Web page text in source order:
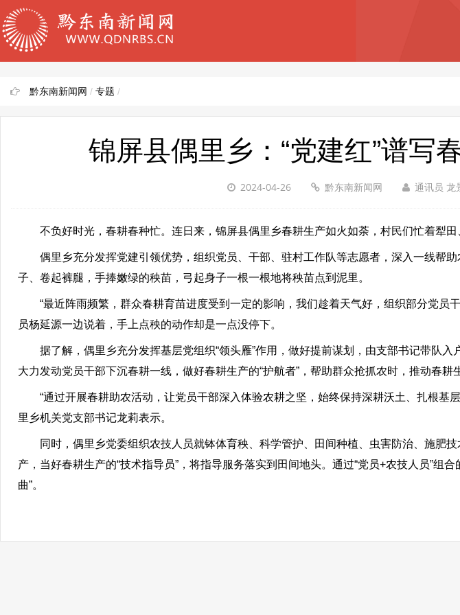
黔东南新闻网 / 专题 /
锦屏县偶里乡：“党建红”谱写
2024-04-26 黔东南新闻网 通讯员 龙
不负好时光，春耕春种忙。连日来，锦屏县偶里乡春耕生产如火如荼，村民们忙着犁田
偶里乡充分发挥党建引领优势，组织党员、干部、驻村工作队等志愿者，深入一线帮助
子、卷起裤腿，手捧嫩绿的秧苗，弓起身子一根一根地将秧苗点到泥里。
“最近阵雨频繁，群众春耕育苗进度受到一定的影响，我们趁着天气好，组织部分党员
员杨延源一边说着，手上点秧的动作却是一点没停下。
据了解，偶里乡充分发挥基层党组织“领头雁”作用，做好提前谋划，由支部书记带队入
大力发动党员干部下沉春耕一线，做好春耕生产的“护航者”，帮助群众抢抓农时，推动春耕
“通过开展春耕助农活动，让党员干部深入体验农耕之坚，始终保持深耕沃土、扎根基
里乡机关党支部书记龙莉表示。
同时，偶里乡党委组织农技人员就钵体育秧、科学管护、田间种植、虫害防治、施肥技
产，当好春耕生产的“技术指导员”，将指导服务落实到田间地头。通过“党员+农技人员”组
曲”。